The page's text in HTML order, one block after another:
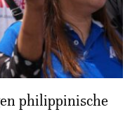
philippinische